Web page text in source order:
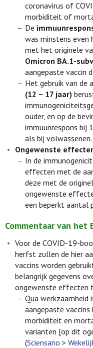
coronavirus of
morbiditeit of
De
was minstens even
met het originele
Omicron BA.1-
aangepaste vaccin
Het gebruik van de
(12 – 17 jaar)
ouder, en op de
immuunrespons bij
als bij volwassenen.
Ongewenste
In de
effecten met de
deze met de
ongewenste
een beperkt aantal
Commentaar van het
Voor de COVID-19-
herfst zullen de hier
vaccins worden
belangrijk gegevens
ongewenste effecten
Qua
aangepaste vaccins
morbiditeit en
varianten [op dit
(Sciensano >